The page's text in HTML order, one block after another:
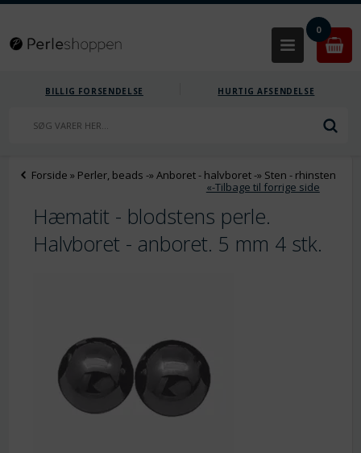
0
BILLIG FORSENDELSE HURTIG AFSENDELSE
Forside » Perler, beads -»Anboret - halvboret-» Sten - rhinsten
«-Tilbage til forrige side
Hæmatit - blodstens perle.
Halvboret - anboret. 5 mm 4 stk.